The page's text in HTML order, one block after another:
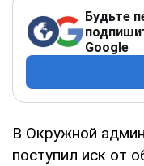
Будьте
Google
В Окружной
поступил иск от